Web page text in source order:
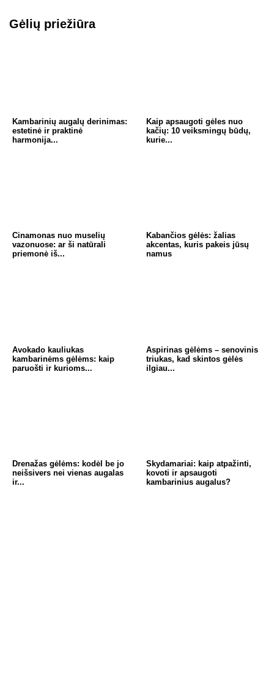
Gėlių priežiūra
Kambarinių augalų derinimas:
estetinė ir praktinė
harmonija...
Kaip apsaugoti gėles nuo
kačių: 10 veiksmingų būdų,
kurie...
Cinamonas nuo muselių
vazonuose: ar ši natūrali
priemonė iš...
Kabančios gėlės: žalias
akcentas, kuris pakeis jūsų
namus
Avokado kauliukas
kambarinėms gėlėms: kaip
paruošti ir kurioms...
Aspirinas gėlėms – senovinis
triukas, kad skintos gėlės
ilgiau...
Drenažas gėlėms: kodėl be jo
neišsivers nei vienas augalas
ir...
Skydamariai: kaip atpažinti,
kovoti ir apsaugoti
kambarinius augalus?